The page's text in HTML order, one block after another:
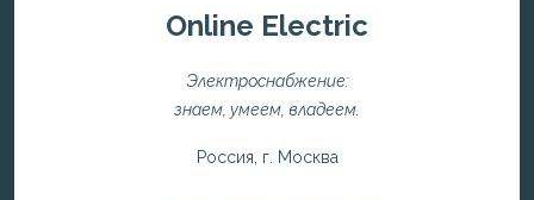
Online Electric
Электроснабжение:
знаем, умеем, владеем.
Россия, г. Москва